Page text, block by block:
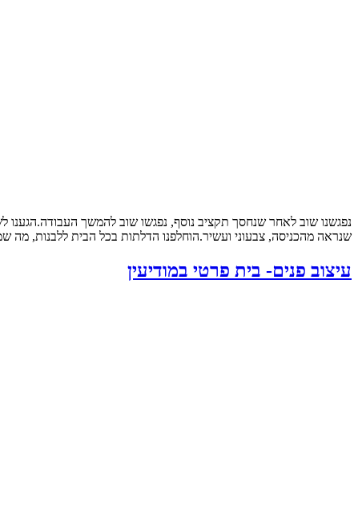
נפגשנו שוב לאחר שנחסך תקציב נוסף, נפגשו שוב להמשך
שנראה מהכניסה, צבעוני ועשיר.הוחלפנו הדלתות בכל הבית ללבנות, מה
עיצוב פנים- בית פרטי במודיעין